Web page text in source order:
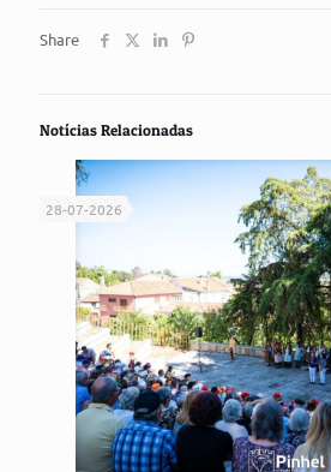
Share
Notícias Relacionadas
28-07-2026